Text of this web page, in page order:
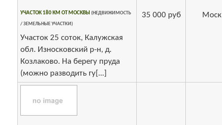
УЧАСТОК 180 КМ ОТ МОСКВЫ (НЕДВИЖИМОСТЬ
/ ЗЕМЕЛЬНЫЕ УЧАСТКИ)
Участок 25 соток, Калужская
обл. Износковский р-н, д.
Козлаково. На берегу пруда
(можно разводить гу[...]
35 000 руб